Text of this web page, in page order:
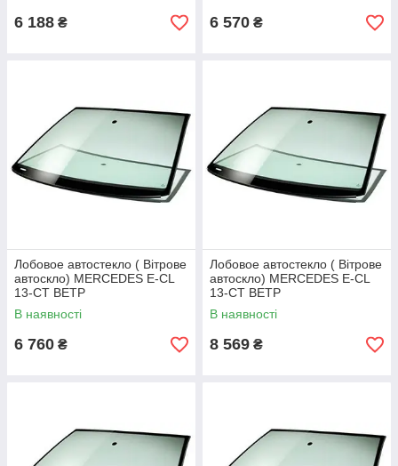
6 188 ₴ 6 570 ₴
Лобовое автостекло ( Вітрове
автоскло) MERCEDES E-CL
13-СТ ВЕТР
ЗЛАК+КАМ+ДД+VIN+ИНК
В наявності
6 760 ₴
Лобовое автостекло ( Вітрове
автоскло) MERCEDES E-CL
13-СТ ВЕТР
ЗЛАК+КАМ+ДД+VIN+ИНК
В наявності
8 569 ₴